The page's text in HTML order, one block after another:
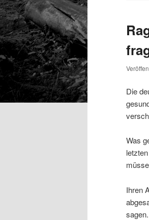
Die
Was
Ihren